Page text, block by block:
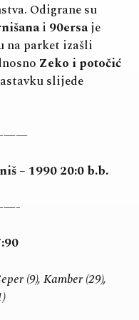
Odigrane su
i 90ersaje
na parket izašli
Zeko i potočić
slijede
– 1990 20:0 b.b.
(9), Kamber (29),